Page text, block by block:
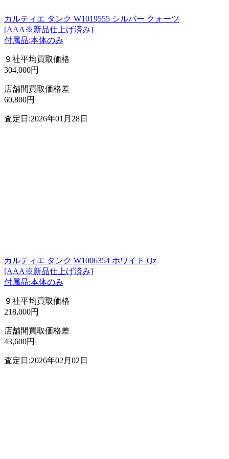
カルティエ タンク W1019555 シルバー クォーツ
[AAA※新品仕上げ済み]
付属品:本体のみ
９社平均買取価格
304,000円
店舗間買取価格差
60,800円
査定日:2026年01月28日
カルティエ タンク W1006354 ホワイト Qz
[AAA※新品仕上げ済み]
付属品:本体のみ
９社平均買取価格
218,000円
店舗間買取価格差
43,600円
査定日:2026年02月02日